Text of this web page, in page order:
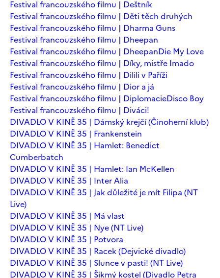
Festival francouzského filmu | Deštník
Festival francouzského filmu | Děti těch druhých
Festival francouzského filmu | Dharma Guns
Festival francouzského filmu | Dheepan
Festival francouzského filmu | DheepanDie My Love
Festival francouzského filmu | Díky, mistře Imado
Festival francouzského filmu | Dilili v Paříži
Festival francouzského filmu | Dior a já
Festival francouzského filmu | DiplomacieDisco Boy
Festival francouzského filmu | Diváci!
DIVADLO V KINĚ 35 | Dámský krejčí (Činoherní klub)
DIVADLO V KINĚ 35 | Frankenstein
DIVADLO V KINĚ 35 | Hamlet: Benedict
Cumberbatch
DIVADLO V KINĚ 35 | Hamlet: Ian McKellen
DIVADLO V KINĚ 35 | Inter Alia
DIVADLO V KINĚ 35 | Jak důležité je mít Filipa (NT
Live)
DIVADLO V KINĚ 35 | Má vlast
DIVADLO V KINĚ 35 | Nye (NT Live)
DIVADLO V KINĚ 35 | Potvora
DIVADLO V KINĚ 35 | Racek (Dejvické divadlo)
DIVADLO V KINĚ 35 | Slunce v pasti! (NT Live)
DIVADLO V KINĚ 35 | Šikmý kostel (Divadlo Petra